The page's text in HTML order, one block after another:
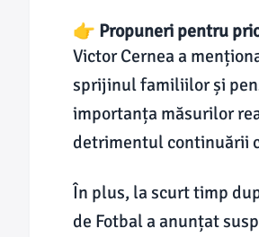
👉 Propuneri pentru
Victor Cernea a
sprijinul familiilor și
importanța măsurilor
detrimentul continuării
În plus, la scurt timp
de Fotbal a anunțat